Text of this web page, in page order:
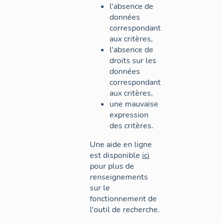
l'absence de
données
correspondant
aux critères,
l'absence de
droits sur les
données
correspondant
aux critères,
une mauvaise
expression
des critères.
Une aide en ligne
est disponible ici
pour plus de
renseignements
sur le
fonctionnement de
l'outil de recherche.